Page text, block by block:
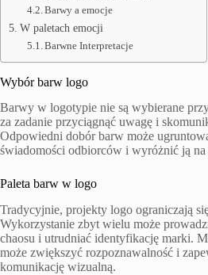
Barwy a emocje
W paletach emocji
Barwne Interpretacje
Wybór barw logo
Barwy w logotypie nie są wybierane
za zadanie przyciągnąć uwagę i
Odpowiedni dobór barw może
świadomości odbiorców i wyróżnić ją
Paleta barw w logo
Tradycyjnie, projekty logo ograniczają
Wykorzystanie zbyt wielu może
chaosu i utrudniać identyfikację marki.
może zwiększyć rozpoznawalność i
komunikację wizualną.